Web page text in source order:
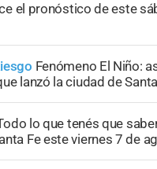
el pronóstico de este
Fenómeno El Niño:
lanzó la ciudad de
lo que tenés que
Fe este viernes 7 de